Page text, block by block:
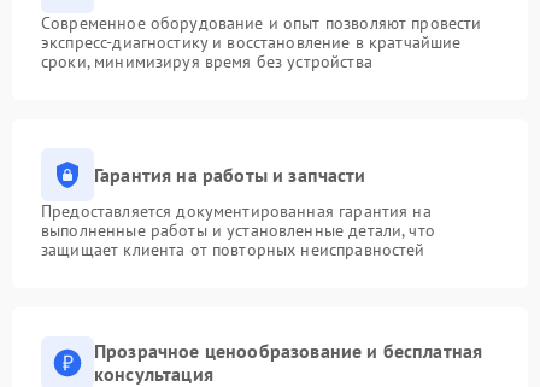
Современное оборудование и опыт позволяют провести
экспресс-диагностику и восстановление в кратчайшие
сроки, минимизируя время без устройства
Гарантия на работы и запчасти
Предоставляется документированная гарантия на
выполненные работы и установленные детали, что
защищает клиента от повторных неисправностей
Прозрачное ценообразование и бесплатная
консультация